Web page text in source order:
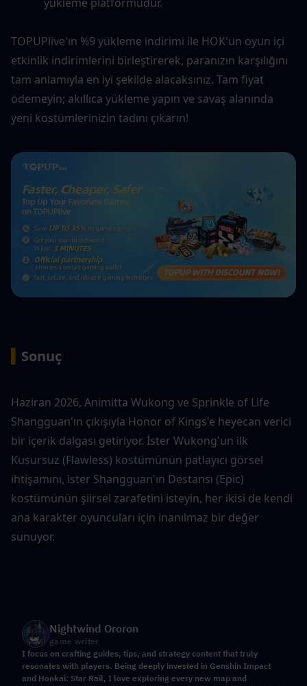
yükleme platformudur.
TOPUPlive'ın %9 yükleme indirimi ile HOK'un oyun içi
etkinlik indirimlerini birleştirerek, paranızın karşılığını
tam anlamıyla en iyi şekilde alacaksınız. Tam fiyat
ödemeyin; akıllıca yükleme yapın ve savaş alanında
yeni kostümlerinizin tadını çıkarın!
Sonuç
Haziran 2026, Animitta Wukong ve Sprinkle of Life
Shangguan'ın çıkışıyla Honor of Kings'e heyecan verici
bir içerik dalgası getiriyor. İster Wukong'un ilk
Kusursuz (Flawless) kostümünün patlayıcı görsel
ihtişamını, ister Shangguan'ın Destansı (Epic)
kostümünün şiirsel zarafetini isteyin, her ikisi de kendi
ana karakter oyuncuları için inanılmaz bir değer
sunuyor.
Nightwind Ororon
game writer
I focus on crafting guides, tips, and strategy content that truly
resonates with players. Being deeply invested in Genshin Impact
and Honkai: Star Rail, I love exploring every new map and